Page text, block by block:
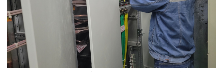
专家的荔湾配电房10kV检查服务，维持市场运作